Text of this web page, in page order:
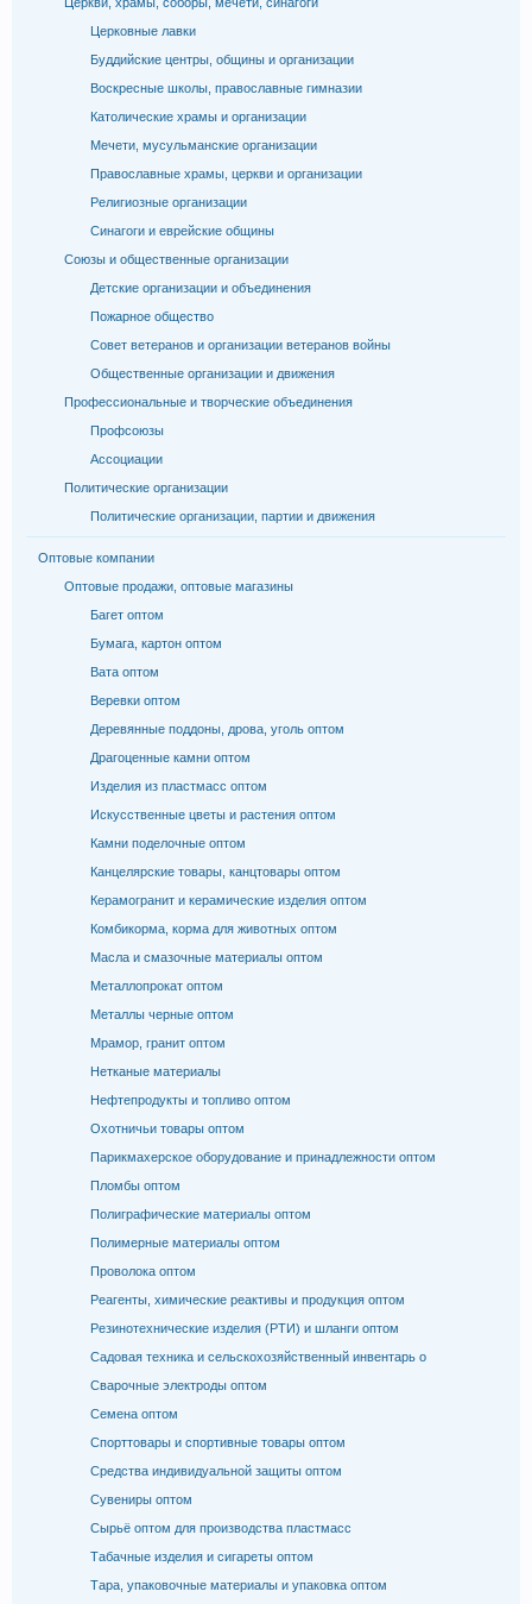
Церковные лавки
Буддийские центры, общины и организации
Воскресные школы, православные гимназии
Католические храмы и организации
Мечети, мусульманские организации
Православные храмы, церкви и организации
Религиозные организации
Синагоги и еврейские общины
Союзы и общественные организации
Детские организации и объединения
Пожарное общество
Совет ветеранов и организации ветеранов войны
Общественные организации и движения
Профессиональные и творческие объединения
Профсоюзы
Ассоциации
Политические организации
Политические организации, партии и движения
Оптовые компании
Оптовые продажи, оптовые магазины
Багет оптом
Бумага, картон оптом
Вата оптом
Веревки оптом
Деревянные поддоны, дрова, уголь оптом
Драгоценные камни оптом
Изделия из пластмасс оптом
Искусственные цветы и растения оптом
Камни поделочные оптом
Канцелярские товары, канцтовары оптом
Керамогранит и керамические изделия оптом
Комбикорма, корма для животных оптом
Масла и смазочные материалы оптом
Металлопрокат оптом
Металлы черные оптом
Мрамор, гранит оптом
Нетканые материалы
Нефтепродукты и топливо оптом
Охотничьи товары оптом
Парикмахерское оборудование и принадлежности оптом
Пломбы оптом
Полиграфические материалы оптом
Полимерные материалы оптом
Проволока оптом
Реагенты, химические реактивы и продукция оптом
Резинотехнические изделия (РТИ) и шланги оптом
Садовая техника и сельскохозяйственный инвентарь о
Сварочные электроды оптом
Семена оптом
Спорттовары и спортивные товары оптом
Средства индивидуальной защиты оптом
Сувениры оптом
Сырьё оптом для производства пластмасс
Табачные изделия и сигареты оптом
Тара, упаковочные материалы и упаковка оптом